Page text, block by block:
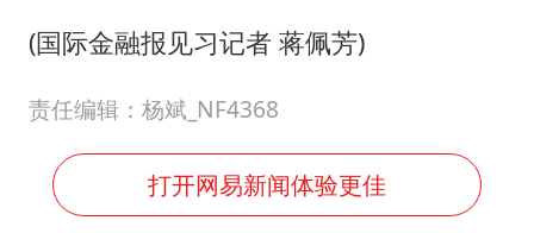
(国际金融报见习记者 蒋佩芳)
责任编辑：杨斌_NF4368
打开网易新闻体验更佳